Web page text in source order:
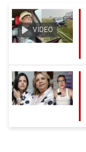
VIDEO